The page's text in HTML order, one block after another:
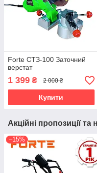
Forte СТЗ-100 Заточний
верстат
1 399 ₴ 2 000 ₴
Купити
Акційні пропозиції та
–15%